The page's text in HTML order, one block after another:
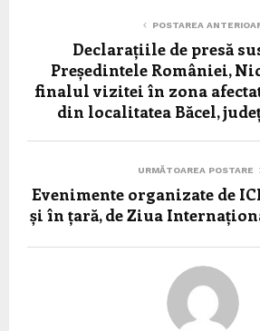
POSTAREA
Declarațiile de presă
Președintele României,
finalul vizitei în zona
din localitatea Băcel,
URMĂTOAREA POSTARE
Evenimente organizate de
și în țară, de Ziua